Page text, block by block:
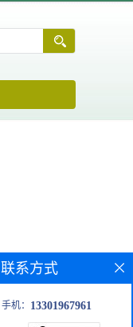
联系方式
手机： 13301967961